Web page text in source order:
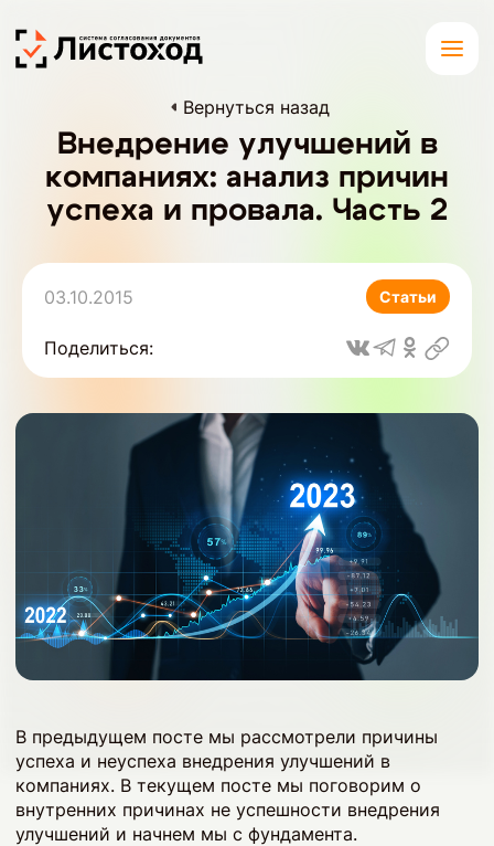
Вернуться назад
Внедрение улучшений в
компаниях: анализ причин
успеха и провала. Часть 2
03.10.2015 Статьи
Поделиться:
В предыдущем посте мы рассмотрели причины
успеха и неуспеха внедрения улучшений в
компаниях. В текущем посте мы поговорим о
внутренних причинах не успешности внедрения
улучшений и начнем мы с фундамента.